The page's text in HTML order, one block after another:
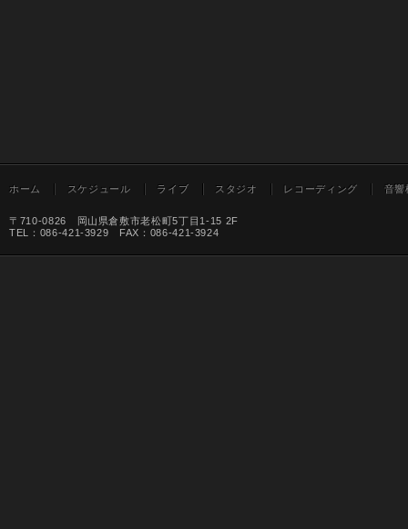
ホーム スケジュール ライブ スタジオ レコーディング 音響
〒710-0826 岡山県倉敷市老松町5丁目1-15 2F
TEL：086-421-3929 FAX：086-421-3924